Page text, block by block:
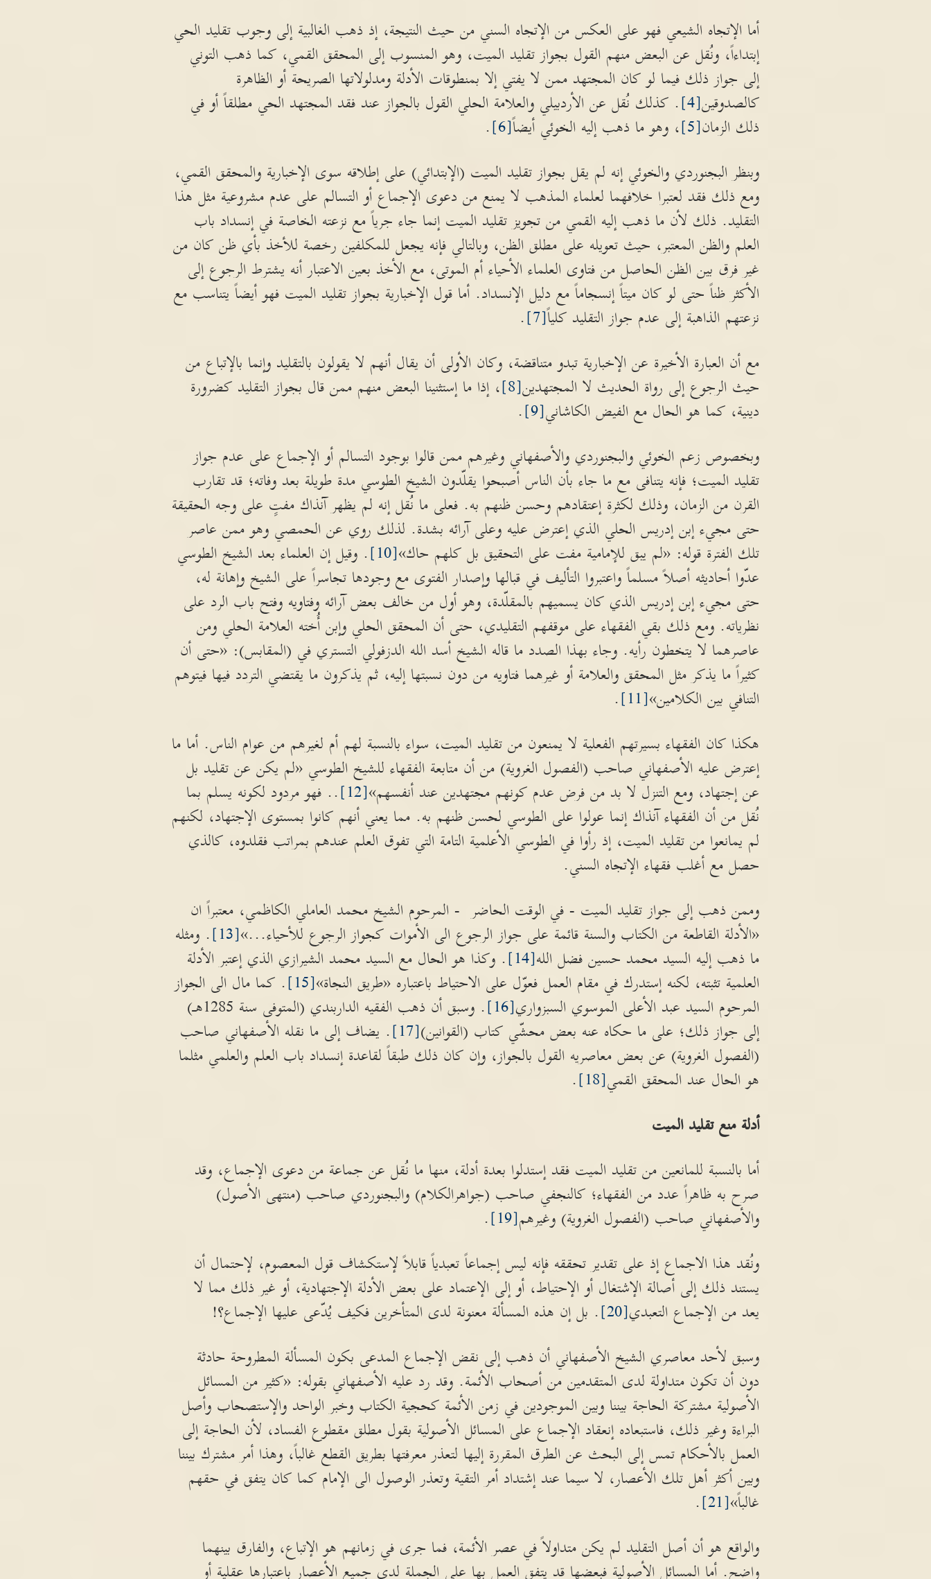
أما الإتجاه الشيعي فهو على العكس من الإتجاه السني من حيث النتيجة، إذ ذهب الغالبية إلى وجوب تقليد الحي
إبتداءاً، ونُقل عن البعض منهم القول بجواز تقليد الميت، وهو المنسوب إلى المحقق القمي، كما ذهب التوني
إلى جواز ذلك فيما لو كان المجتهد ممن لا يفتي إلا بمنطوقات الأدلة ومدلولاتها الصريحة أو الظاهرة
كالصدوقين[4]
. كذلك نُقل عن الأردبيلي والعلامة الحلي القول بالجواز عند فقد المجتهد الحي مطلقاً أو في
ذلك الزمان[5] ، وهو ما ذهب إليه الخوئي أيضاً[6]
.
وبنظر البجنوردي والخوئي إنه لم يقل بجواز تقليد الميت (الإبتدائي) على إطلاقه سوى الإخبارية والمحقق القمي،
ومع ذلك فقد لعتبرا خلافهما لعلماء المذهب لا يمنع من دعوى الإجماع أو التسالم على عدم مشروعية مثل هذا
التقليد. ذلك لأن ما ذهب إليه القمي من تجويز تقليد الميت إنما جاء جرياً مع نزعته الخاصة في إنسداد باب
العلم والظن المعتبر، حيث تعويله على مطلق الظن، وبالتالي فإنه يجعل للمكلفين رخصة للأخذ بأي ظن كان من
غير فرق بين الظن الحاصل من فتاوى العلماء الأحياء أم الموتى، مع الأخذ بعين الاعتبار أنه يشترط الرجوع إلى
الأكثر ظناً حتى لو كان ميتاً إنسجاماً مع دليل الإنسداد. أما قول الإخبارية بجواز تقليد الميت فهو أيضاً يتناسب مع
نزعتهم الذاهبة إلى عدم جواز التقليد كلياً[7]
.
مع أن العبارة الأخيرة عن الإخبارية تبدو متناقضة، وكان الأولى أن يقال أنهم لا يقولون بالتقليد وإنما بالإتباع من
حيث الرجوع إلى رواة الحديث لا المجتهدين[8]
، إذا ما إستثنينا البعض منهم ممن قال بجواز التقليد كضرورة
دينية، كما هو الحال مع الفيض الكاشاني[9]
.
وبخصوص زعم الخوئي والبجنوردي والأصفهاني وغيرهم ممن قالوا بوجود التسالم أو الإجماع على عدم جواز
تقليد الميت؛ فإنه يتنافى مع ما جاء بأن الناس أصبحوا يقلّدون الشيخ الطوسي مدة طويلة بعد وفاته؛ قد تقارب
القرن من الزمان، وذلك لكثرة إعتقادهم وحسن ظنهم به. فعلى ما نُقل إنه لم يظهر آنذاك مفتٍ على وجه الحقيقة
حتى مجيء إبن إدريس الحلي الذي إعترض عليه وعلى آرائه بشدة. لذلك روي عن الحمصي وهو ممن عاصر
تلك الفترة قوله: «لم يبق للإمامية مفت على التحقيق بل كلهم حاك»[10]
. وقيل إن العلماء بعد الشيخ الطوسي
عدّوا أحاديثه أصلاً مسلماً واعتبروا التأليف في قبالها وإصدار الفتوى مع وجودها تجاسراً على الشيخ وإهانة له،
حتى مجيء إبن إدريس الذي كان يسميهم بالمقلّدة، وهو أول من خالف بعض آرائه وفتاويه وفتح باب الرد على
نظرياته. ومع ذلك بقي الفقهاء على موقفهم التقليدي، حتى أن المحقق الحلي وإبن أُخته العلامة الحلي ومن
عاصرهما لا يتخطون رأيه. وجاء بهذا الصدد ما قاله الشيخ أسد الله الدزفولي التستري في (المقابس): «حتى أن
كثيراً ما يذكر مثل المحقق والعلامة أو غيرهما فتاويه من دون نسبتها إليه، ثم يذكرون ما يقتضي التردد فيها فيتوهم
التنافي بين الكلامين»[11]
.
هكذا كان الفقهاء بسيرتهم الفعلية لا يمنعون من تقليد الميت، سواء بالنسبة لهم أم لغيرهم من عوام الناس. أما ما
إعترض عليه الأصفهاني صاحب (الفصول الغروية) من أن متابعة الفقهاء للشيخ الطوسي «لم يكن عن تقليد بل
عن إجتهاد، ومع التنزل لا بد من فرض عدم كونهم مجتهدين عند أنفسهم»[12]
.. فهو مردود لكونه يسلم بما
نُقل من أن الفقهاء آنذاك إنما عولوا على الطوسي لحسن ظنهم به. مما يعني أنهم كانوا بمستوى الإجتهاد، لكنهم
لم يمانعوا من تقليد الميت، إذ رأوا في الطوسي الأعلمية التامة التي تفوق العلم عندهم بمراتب فقلدوه، كالذي
حصل مع أغلب فقهاء الإتجاه السني.
وممن ذهب إلى جواز تقليد الميت - في الوقت الحاضر - المرحوم الشيخ محمد العاملي الكاظمي، معتبراً ان
«الأدلة القاطعة من الكتاب والسنة قائمة على جواز الرجوع الى الأموات كجواز الرجوع للأحياء...»[13]
. ومثله
ما ذهب إليه السيد محمد حسين فضل الله[14]
. وكذا هو الحال مع السيد محمد الشيرازي الذي إعتبر الأدلة
العلمية تثبته، لكنه إستدرك في مقام العمل فعوّل على الاحتياط باعتباره «طريق النجاة»[15]
. كما مال الى الجواز
المرحوم السيد عبد الأعلى الموسوي السبزواري[16]
. وسبق أن ذهب الفقيه الداربندي (المتوفى سنة 1285هـ)
إلى جواز ذلك؛ على ما حكاه عنه بعض محشّي كتاب (القوانين)[17]
. يضاف إلى ما نقله الأصفهاني صاحب
(الفصول الغروية) عن بعض معاصريه القول بالجواز، وإن كان ذلك طبقاً لقاعدة إنسداد باب العلم والعلمي مثلما
هو الحال عند المحقق القمي[18]
.
أدلة منع تقليد الميت
أما بالنسبة للمانعين من تقليد الميت فقد إستدلوا بعدة أدلة، منها ما نُقل عن جماعة من دعوى الإجماع، وقد
صرح به ظاهراً عدد من الفقهاء؛ كالنجفي صاحب (جواهرالكلام) والبجنوردي صاحب (منتهى الأصول)
والأصفهاني صاحب (الفصول الغروية) وغيرهم[19]
.
ونُقد هذا الاجماع إذ على تقدير تحققه فإنه ليس إجماعاً تعبدياً قابلاً لإستكشاف قول المعصوم، لإحتمال أن
يستند ذلك إلى أصالة الإشتغال أو الإحتياط، أو إلى الإعتماد على بعض الأدلة الإجتهادية، أو غير ذلك مما لا
يعد من الإجماع التعبدي[20]
. بل إن هذه المسألة معنونة لدى المتأخرين فكيف يُدّعى عليها الإجماع؟!
وسبق لأحد معاصري الشيخ الأصفهاني أن ذهب إلى نقض الإجماع المدعى بكون المسألة المطروحة حادثة
دون أن تكون متداولة لدى المتقدمين من أصحاب الأئمة. وقد رد عليه الأصفهاني بقوله: «كثير من المسائل
الأصولية مشتركة الحاجة بيننا وبين الموجودين في زمن الأئمة كحجية الكتاب وخبر الواحد والإستصحاب وأصل
البراءة وغير ذلك، فاستبعاده إنعقاد الإجماع على المسائل الأصولية بقول مطلق مقطوع الفساد، لأن الحاجة إلى
العمل بالأحكام تمس إلى البحث عن الطرق المقررة إليها لتعذر معرفتها بطريق القطع غالباً، وهذا أمر مشترك بيننا
وبين أكثر أهل تلك الأعصار، لا سيما عند إشتداد أمر التقية وتعذر الوصول الى الإمام كما كان يتفق في حقهم
غالباً»[21]
.
والواقع هو أن أصل التقليد لم يكن متداولاً في عصر الأئمة، فما جرى في زمانهم هو الإتباع، والفارق بينهما
واضح. أما المسائل الأصولية فبعضها قد يتفق العمل بها على الجملة لدى جميع الأعصار باعتبارها عقلية أو